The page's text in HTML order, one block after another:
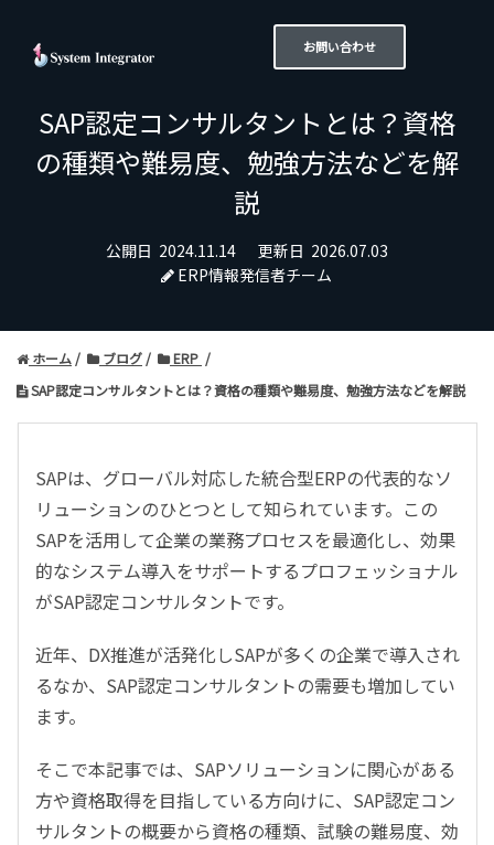
お問い合わせ
SAP認定コンサルタントとは？資格
の種類や難易度、勉強方法などを解
説
公開日 2024.11.14 更新日 2026.07.03
ERP情報発信者チーム
ホーム ブログ
ERP
SAP認定コンサルタントとは？資格の種類や難易度、勉強方法などを解説
SAPは、グローバル対応した統合型ERPの代表的なソ
リューションのひとつとして知られています。この
SAPを活用して企業の業務プロセスを最適化し、効果
的なシステム導入をサポートするプロフェッショナル
がSAP認定コンサルタントです。
近年、DX推進が活発化しSAPが多くの企業で導入され
るなか、SAP認定コンサルタントの需要も増加してい
ます。
そこで本記事では、SAPソリューションに関心がある
方や資格取得を目指している方向けに、SAP認定コン
サルタントの概要から資格の種類、試験の難易度、効